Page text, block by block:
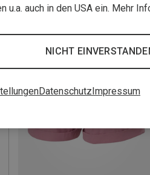
u.a. auch in den USA ein. Mehr
NICHT
DatenschutzImpressum